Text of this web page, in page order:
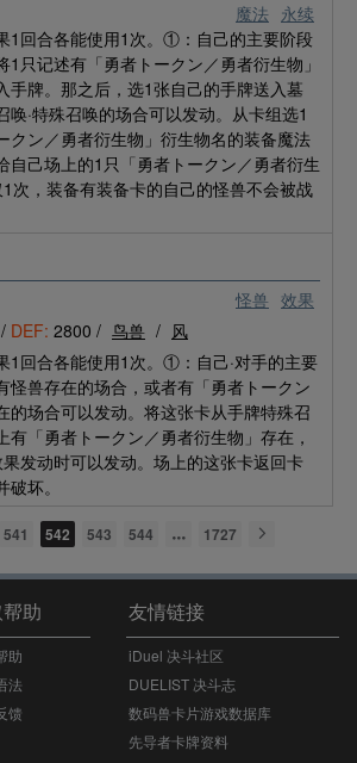
魔法 永续
回合各能使用1次。①：自己的主要阶段
1只记述有「勇者トークン／勇者衍生物」
手牌。那之后，选1张自己的手牌送入墓
·特殊召唤的场合可以发动。从卡组选1
クン／勇者衍生物」衍生物名的装备魔法
自己场上的1只「勇者トークン／勇者衍生
次，装备有装备卡的自己的怪兽不会被战
怪兽 效果
DEF: 2800 / 鸟兽 / 风
回合各能使用1次。①：自己·对手的主要
怪兽存在的场合，或者有「勇者トークン
的场合可以发动。将这张卡从手牌特殊召
「勇者トークン／勇者衍生物」存在，
果发动时可以发动。场上的这张卡返回卡
坏。
541 542 543 544 1727
助
助
法
馈
友情链接
iDuel 决斗社区
DUELIST 决斗志
数码兽卡片游戏数据库
先导者卡牌资料